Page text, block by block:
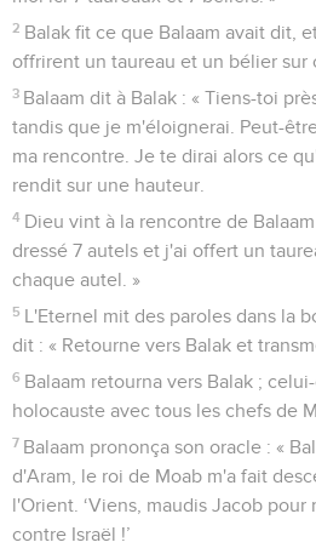
2 Balak fit ce que Balaam avait dit,
offrirent un taureau et un bélier sur
3 Balaam dit à Balak : « Tiens-toi
tandis que je m'éloignerai. Peut-
ma rencontre. Je te dirai alors ce
rendit sur une hauteur.
4 Dieu vint à la rencontre de
dressé 7 autels et j'ai offert un
chaque autel. »
5 L'Eternel mit des paroles dans la
dit : « Retourne vers Balak et
6 Balaam retourna vers Balak ;
holocauste avec tous les chefs de
7 Balaam prononça son oracle : «
d'Aram, le roi de Moab m'a fait
l'Orient. ‘Viens, maudis Jacob
contre Israël !’